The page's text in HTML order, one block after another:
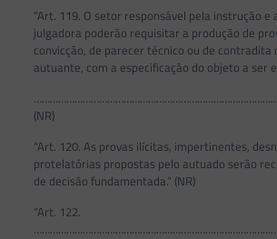
“Art. 119. O setor responsável pela instrução e
julgadora poderão requisitar a produção de
convicção, de parecer técnico ou de contradita
autuante, com a especificação do objeto a ser
(NR)
“Art. 120. As provas ilícitas, impertinentes,
protelatórias propostas pelo autuado serão
de decisão fundamentada.” (NR)
“Art. 122.